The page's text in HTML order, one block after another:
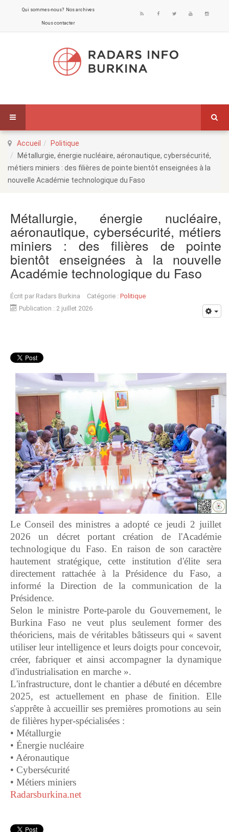
Qui sommes-nous? Nos archives
Nous contacter
Accueil
Politique
Métallurgie, énergie nucléaire, aéronautique, cybersécurité,
métiers miniers : des filières de pointe bientôt enseignées à la
nouvelle Académie technologique du Faso
Métallurgie, énergie nucléaire,
aéronautique, cybersécurité, métiers
miniers : des filières de pointe
bientôt enseignées à la nouvelle
Académie technologique du Faso
Écrit par Radars Burkina Catégorie : Politique
Publication : 2 juillet 2026
Le Conseil des ministres a adopté ce jeudi 2 juillet
2026 un décret portant création de l'Académie
technologique du Faso. En raison de son caractère
hautement stratégique, cette institution d'élite sera
directement rattachée à la Présidence du Faso, a
informé la Direction de la communication de la
Présidence.
Selon le ministre Porte-parole du Gouvernement, le
Burkina Faso ne veut plus seulement former des
théoriciens, mais de véritables bâtisseurs qui « savent
utiliser leur intelligence et leurs doigts pour concevoir,
créer, fabriquer et ainsi accompagner la dynamique
d'industrialisation en marche ».
L'infrastructure, dont le chantier a débuté en décembre
2025, est actuellement en phase de finition. Elle
s'apprête à accueillir ses premières promotions au sein
de filières hyper-spécialisées :
• Métallurgie
• Énergie nucléaire
• Aéronautique
• Cybersécurité
• Métiers miniers
Radarsburkina.net